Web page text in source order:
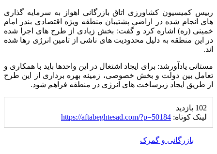
رییس کمیسیون کشاورزی اتاق بازرگانی اهواز به سرمایه گذاری
های انجام شده در اراضی پشتیبان منطقه ویژه اقتصادی بندر امام
خمینی (ره) اشاره کرد و گفت: بخش زیادی از طرح های اجرا شده
در این منطقه به دلیل محدودیت های ناشی از تامین انرژی رها شده
اند.
مستانی یادآورشد: برای ایجاد اشتغال در این واحدها باید با همکاری و
تعامل بین دولت و بخش خصوصی، زمینه بهره برداری از این طرح
از طریق ایجاد زیرساخت های انرژی در منطقه فراهم شود.
102 بازدید
لینک کوتاه: https://aftabeghtesad.com/?p=50184
بازرگانی و گمرک